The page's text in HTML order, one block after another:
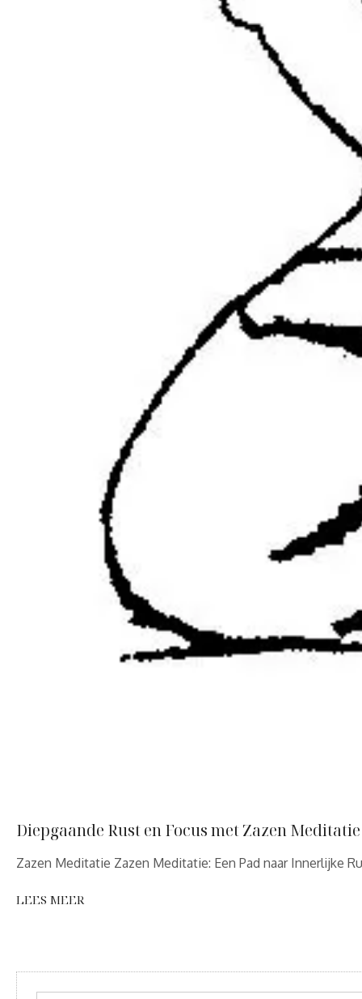
Diepgaande Rust en Focus met Zazen Meditatie
Zazen Meditatie Zazen Meditatie: Een Pad naar Innerlijke
LEES MEER